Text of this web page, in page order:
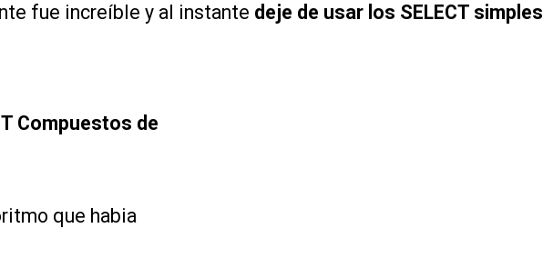
fue increíble y al instante deje de usar los SELECT simples
Compuestos de
que habia